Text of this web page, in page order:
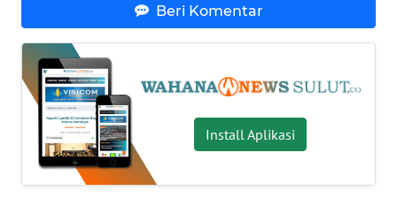
Beri Komentar
Install Aplikasi
WN
SUMBAR
WN
SUMSEL